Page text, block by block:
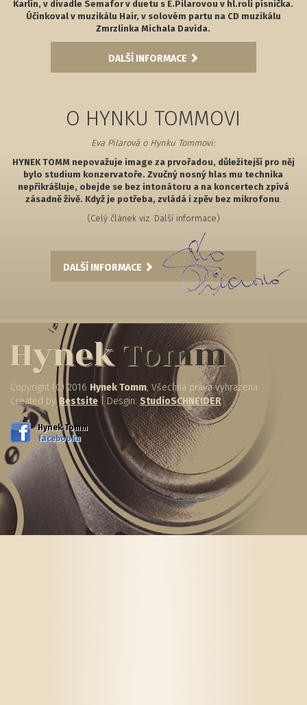
Karlín, v divadle Semafor v duetu s E.Pilarovou v hl.roli písnička.
Účinkoval v muzikálu Hair, v solovém partu na CD muzikálu
Zmrzlinka Michala Davida.
DALŠÍ INFORMACE
O HYNKU TOMMOVI
Eva Pilarová o Hynku Tommovi:
HYNEK TOMM nepovažuje image za prvořadou, důležitejší pro něj
bylo studium konzervatoře. Zvučný nosný hlas mu technika
nepřikrášluje, obejde se bez intonátoru a na koncertech zpívá
zásadně živě. Když je potřeba, zvládá i zpěv bez mikrofonu.
(Celý článek viz. Další informace)
DALŠÍ INFORMACE
HynekTomm
Copyright (C) 2016 Hynek Tomm, Všechna práva vyhrazena
Created byBestsite | Desgin:StudioSCHNEIDER
Hynek Tomm
facebooku